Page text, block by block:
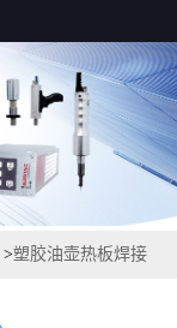
>塑胶油壶热板焊接